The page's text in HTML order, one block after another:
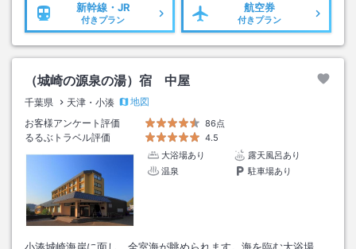
新幹線・JR
付きプラン
航空券
付きプラン
（城崎の源泉の湯）宿 中屋
千葉県 天津・小湊
地図
お客様アンケート評価
86点
るるぶトラベル評価
4.5
大浴場あり
露天風呂あり
温泉
駐車場あり